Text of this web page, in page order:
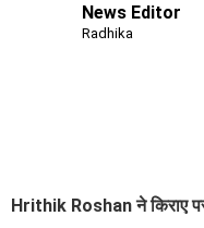
News Editor
Radhika
Hrithik Roshan ने किराए